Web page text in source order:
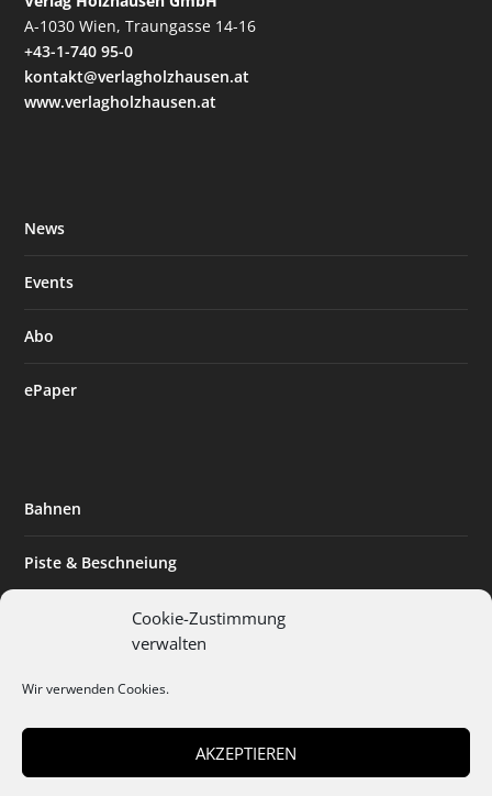
Cookie-Zustimmung
verwalten
Wir verwenden Cookies.
AKZEPTIEREN
A-1030 Wien, Traungasse 14-16
+43-1-740 95-0
kontakt@verlagholzhausen.at
www.verlagholzhausen.at
News
Events
Abo
ePaper
Bahnen
Piste & Beschneiung
Expertise & Technik